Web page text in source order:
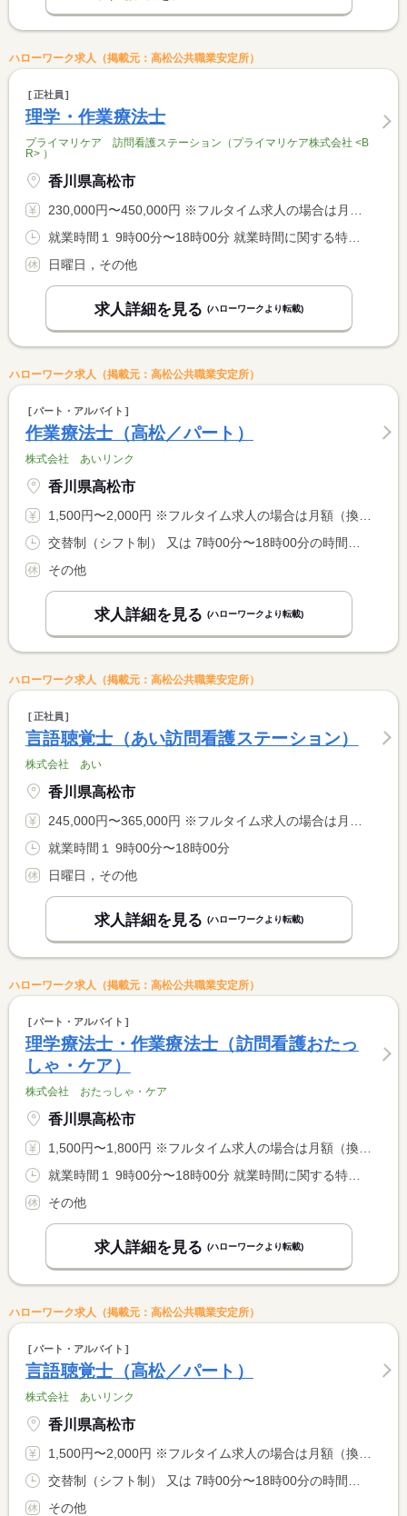
ハローワーク求人（掲載元：高松公共職業安定所）
正社員
理学・作業療法士
プライマリケア 訪問看護ステーション（プライマリケア株式会社 <B
R> ）
香川県高松市
230,000円〜450,000円 ※フルタイム求人の場合は月額（換算額）、パート求人の場合は時間額を表示しています。
日曜日，その他
求人詳細を見る (ハローワークより転載)
ハローワーク求人（掲載元：高松公共職業安定所）
パート・アルバイト
作業療法士（高松／パート）
株式会社 あいリンク
香川県高松市
1,500円〜2,000円 ※フルタイム求人の場合は月額（換算額）、パート求人の場合は時間額を表示しています。
その他
求人詳細を見る (ハローワークより転載)
ハローワーク求人（掲載元：高松公共職業安定所）
正社員
言語聴覚士（あい訪問看護ステーション）
株式会社 あい
香川県高松市
245,000円〜365,000円 ※フルタイム求人の場合は月額（換算額）、パート求人の場合は時間額を表示しています。
就業時間１ 9時00分〜18時00分
日曜日，その他
求人詳細を見る (ハローワークより転載)
ハローワーク求人（掲載元：高松公共職業安定所）
パート・アルバイト
理学療法士・作業療法士（訪問看護おたっ
しゃ・ケア）
株式会社 おたっしゃ・ケア
香川県高松市
1,500円〜1,800円 ※フルタイム求人の場合は月額（換算額）、パート求人の場合は時間額を表示しています。
その他
求人詳細を見る (ハローワークより転載)
ハローワーク求人（掲載元：高松公共職業安定所）
パート・アルバイト
言語聴覚士（高松／パート）
株式会社 あいリンク
香川県高松市
1,500円〜2,000円 ※フルタイム求人の場合は月額（換算額）、パート求人の場合は時間額を表示しています。
その他